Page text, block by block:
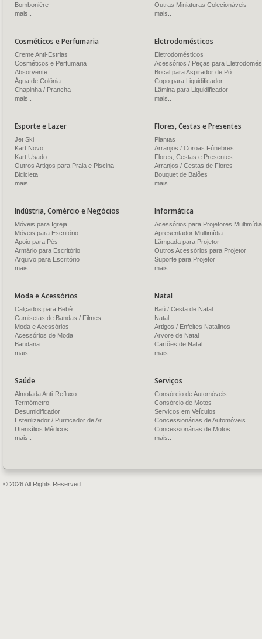
Bomboniére
mais..
Outras Miniaturas Colecionáveis
mais..
Cosméticos e Perfumaria
Creme Anti-Estrias
Cosméticos e Perfumaria
Absorvente
Água de Colônia
Chapinha / Prancha
mais..
Eletrodomésticos
Eletrodomésticos
Acessórios / Peças para
Bocal para Aspirador de Pó
Copo para Liquidificador
Lâmina para Liquidificador
mais..
Esporte e Lazer
Jet Ski
Kart Novo
Kart Usado
Outros Artigos para Praia e Piscina
Bicicleta
mais..
Flores, Cestas e Presentes
Plantas
Arranjos / Coroas Fúnebres
Flores, Cestas e Presentes
Arranjos / Cestas de Flores
Bouquet de Balões
mais..
Indústria, Comércio e Negócios
Móveis para Igreja
Móveis para Escritório
Apoio para Pés
Armário para Escritório
Arquivo para Escritório
mais..
Informática
Acessórios para Projetores Multimídia
Apresentador Multimídia
Lâmpada para Projetor
Outros Acessórios para Projetor
Suporte para Projetor
mais..
Moda e Acessórios
Calçados para Bebê
Camisetas de Bandas / Filmes
Moda e Acessórios
Acessórios de Moda
Bandana
mais..
Natal
Baú / Cesta de Natal
Natal
Artigos / Enfeites Natalinos
Árvore de Natal
Cartões de Natal
mais..
Saúde
Almofada Anti-Refluxo
Termômetro
Desumidificador
Esterilizador / Purificador de Ar
Utensílios Médicos
mais..
Serviços
Consórcio de Automóveis
Consórcio de Motos
Serviços em Veículos
Concessionárias de Automóveis
Concessionárias de Motos
mais..
© 2026 All Rights Reserved.